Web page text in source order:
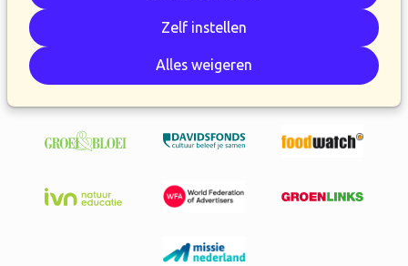
Zelf instellen
Alles weigeren
Ruim 300 klanten gingen je voor, waaronder: